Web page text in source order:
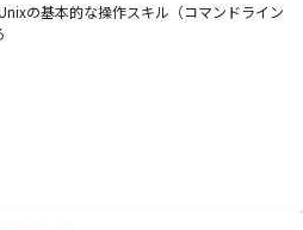
の基本的な操作スキル（コマンドライン